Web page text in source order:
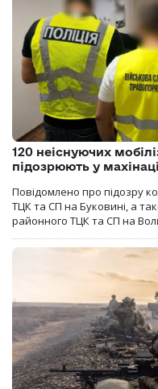
120 неіснуючих
підозрюють у
Повідомлено про підозру
ТЦК та СП на Буковині, а
районного ТЦК та СП на